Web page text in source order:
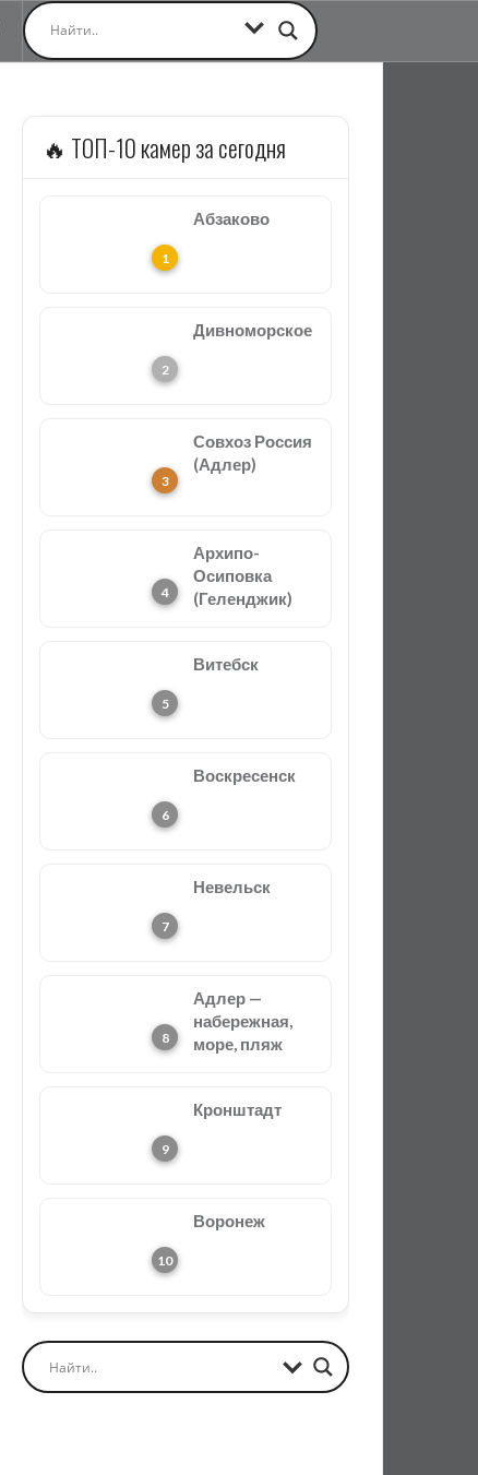
🔥 ТОП-10 камер за сегодня
Абзаково
Дивноморское
Совхоз Россия
(Адлер)
Архипо-
Осиповка
(Геленджик)
Витебск
Воскресенск
Невельск
Адлер —
набережная,
море, пляж
Кронштадт
Воронеж